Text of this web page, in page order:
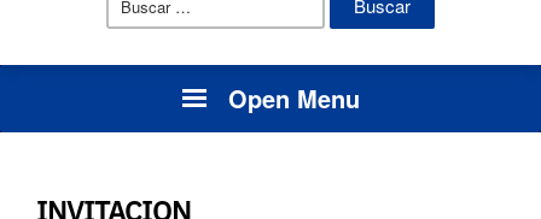
Open Menu
INVITACION